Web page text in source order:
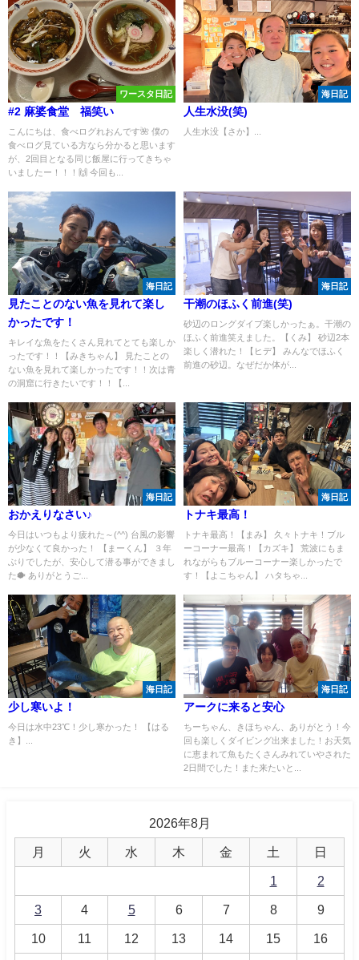
ワースタ日記
#2 麻婆食堂 福笑い
こんにちは、食べログれおんです🌺 僕の
食べログ見ている方なら分かると思います
が、2回目となる同じ飯屋に行ってきちゃ
いましたー！！！🙌 今回も...
海日記
人生水没(笑)
人生水没【さか】...
海日記
見たことのない魚を見れて楽し
かったです！
キレイな魚をたくさん見れてとても楽しか
ったです！！【みきちゃん】 見たことの
ない魚を見れて楽しかったです！！次は青
の洞窟に行きたいです！！【...
海日記
干潮のほふく前進(笑)
砂辺のロングダイブ楽しかったぁ。干潮の
ほふく前進笑えました。【くみ】 砂辺2本
楽しく潜れた！【ヒデ】 みんなでほふく
前進の砂辺。なぜだか体が...
海日記
おかえりなさい♪
今日はいつもより疲れた～(^^) 台風の影響
が少なくて良かった！ 【まーくん】 ３年
ぶりでしたが、安心して潜る事ができまし
た🐡 ありがとうご...
海日記
トナキ最高！
トナキ最高！【まみ】 久々トナキ！ブル
ーコーナー最高！【カズキ】 荒波にもま
れながらもブルーコーナー楽しかったで
す！【よこちゃん】 ハタちゃ...
海日記
少し寒いよ！
今日は水中23℃！少し寒かった！ 【はる
き】...
海日記
アークに来ると安心
ちーちゃん、きほちゃん、ありがとう！今
回も楽しくダイビング出来ました！お天気
に恵まれて魚もたくさんみれていやされた
2日間でした！また来たいと...
2026年8月
月 火 水 木 金 土 日
1 2
3 4 5 6 7 8 9
10 11 12 13 14 15 16